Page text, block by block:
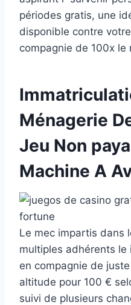
périodes gratis, une
disponible contre
compagnie de 100x le
Ménagerie
Jeu Non
Machine A
Le mec impartis dans
multiples adhérents
en compagnie de
altitude pour 100 €
suivi de plusieurs